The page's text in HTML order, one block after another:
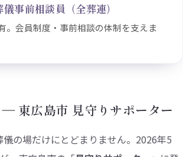
事前相談員（全葬連）
。会員制度・事前相談の体制を支えま
東広島市 見守りサポーター
の場だけにとどまりません。2026年5